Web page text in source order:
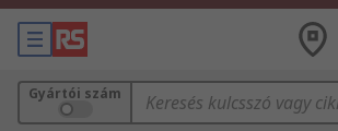
Gyártói szám